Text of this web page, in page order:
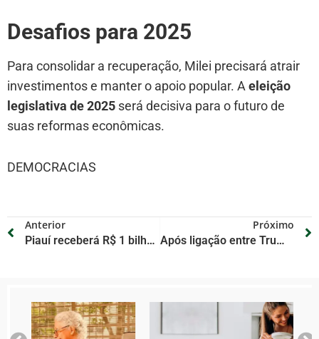
Desafios para 2025
Para consolidar a recuperação, Milei precisará atrair
investimentos e manter o apoio popular. A eleição
legislativa de 2025 será decisiva para o futuro de
suas reformas econômicas.
DEMOCRACIAS
Anterior
Piauí receberá R$ 1 bilhão para o Porto e hidrovia do Rio Parnaíba, afirma governador Rafael Fonteles
Próximo
Após ligação entre Trump e Putin, Zelensky nega ceder territórios e pede cessar-fogo permanente